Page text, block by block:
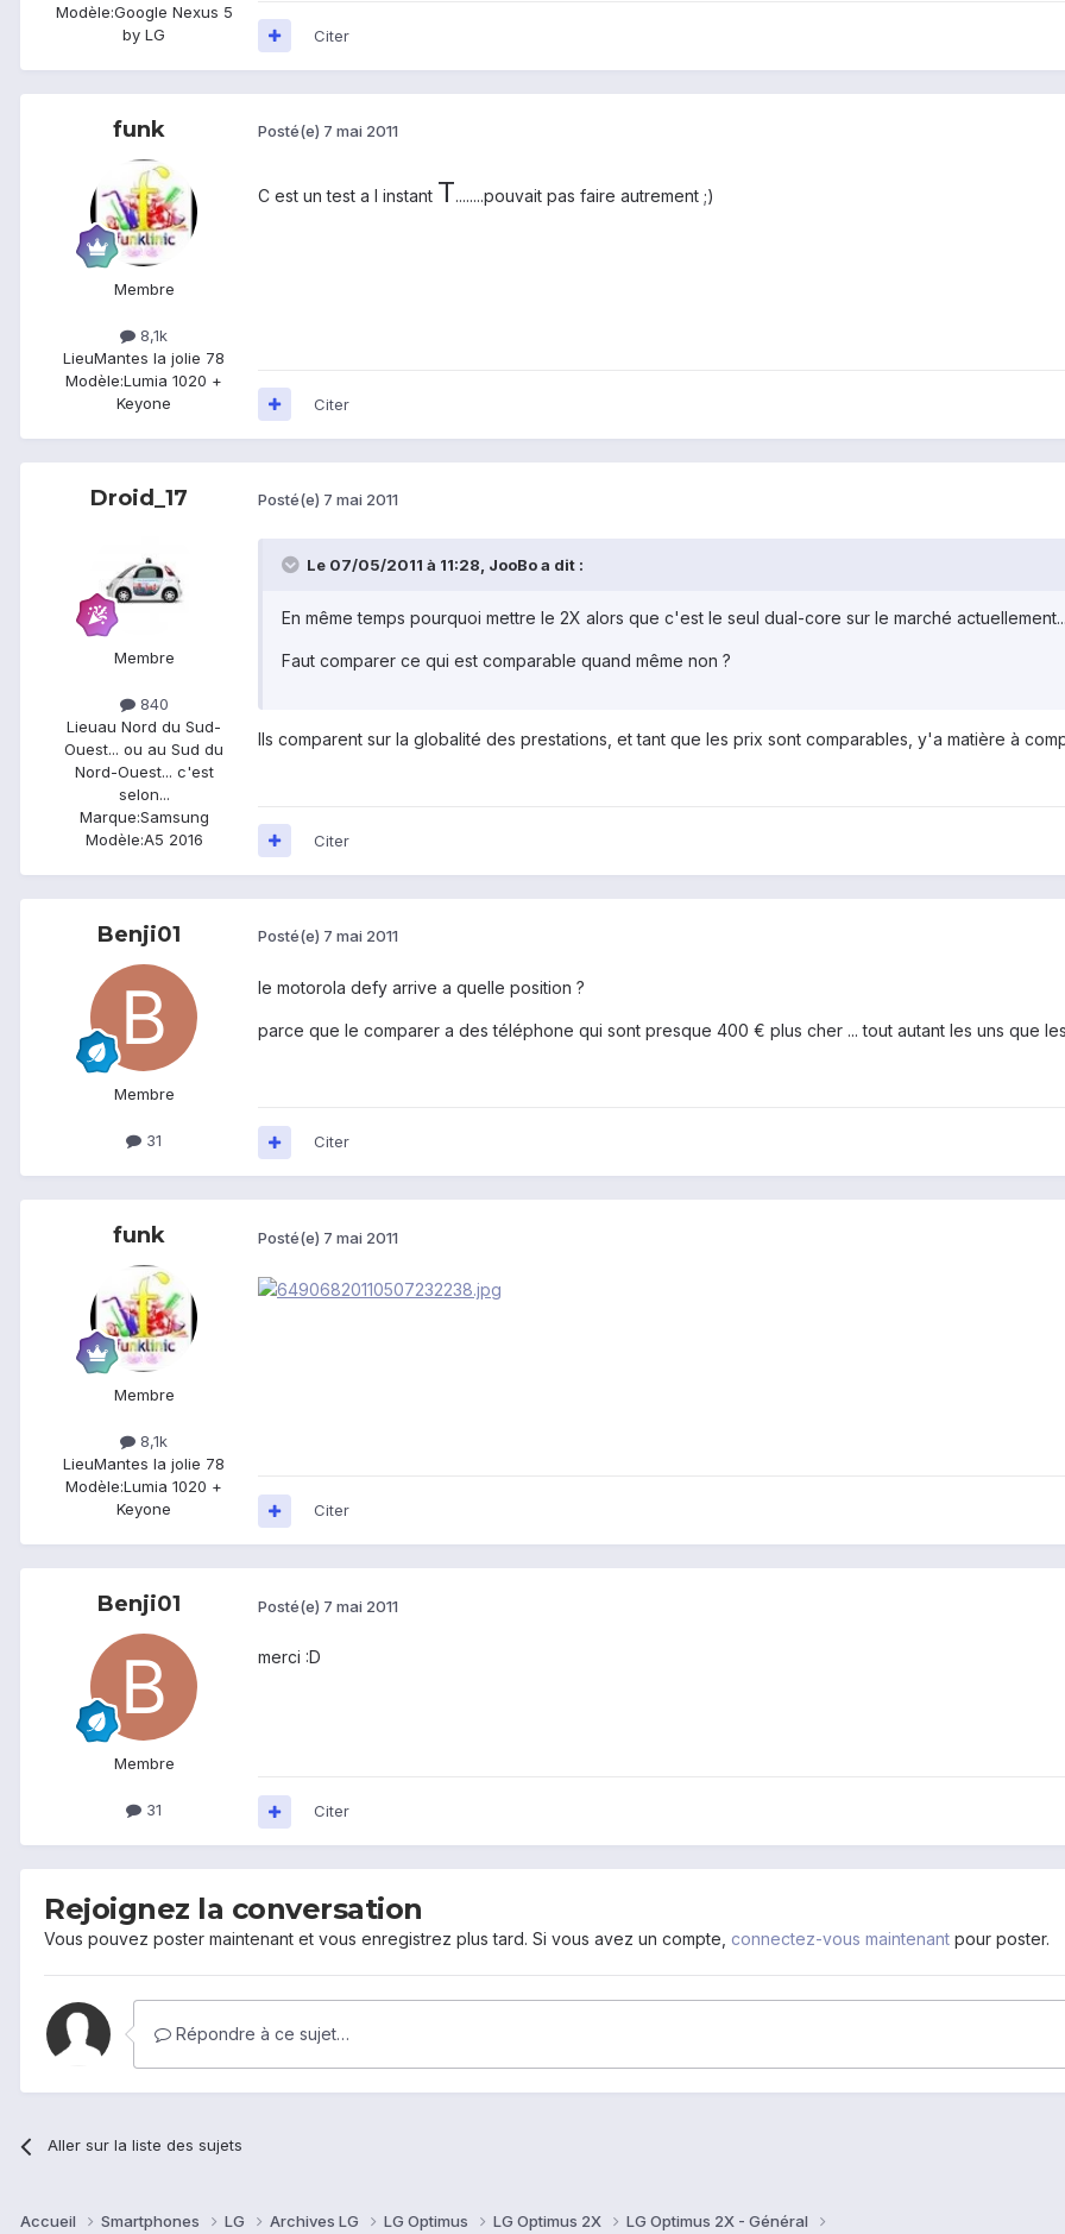
Modèle:Google Nexus 5
by LG
Citer
funk
Membre
8,1k
LieuMantes la jolie 78
Modèle:Lumia 1020 +
Keyone
Posté(e) 7 mai 2011
C est un test a l instant T........pouvait pas faire autrement ;)
Citer
Droid_17
Membre
840
Lieuau Nord du Sud-
Ouest... ou au Sud du
Nord-Ouest... c'est
selon...
Marque:Samsung
Modèle:A5 2016
Posté(e) 7 mai 2011
Le 07/05/2011 à 11:28, JooBo a dit :
En même temps pourquoi mettre le 2X alors que c'est le seul dual-core sur le marché actuellement...
Faut comparer ce qui est comparable quand même non ?
Ils comparent sur la globalité des prestations, et tant que les prix sont comparables, y'a matière à
Citer
Benji01
Membre
31
Posté(e) 7 mai 2011
le motorola defy arrive a quelle position ?
parce que le comparer a des téléphone qui sont presque 400 € plus cher ... tout autant les uns que
Citer
funk
Membre
8,1k
LieuMantes la jolie 78
Modèle:Lumia 1020 +
Keyone
Posté(e) 7 mai 2011
Citer
Benji01
Membre
31
Posté(e) 7 mai 2011
merci :D
Citer
Rejoignez la conversation
Vous pouvez poster maintenant et vous enregistrez plus tard. Si vous avez un compte, connectez-vous maintenant pour poster.
Répondre à ce sujet…
Aller sur la liste des sujets
Accueil Smartphones LG Archives LG LG Optimus LG Optimus 2X LG Optimus 2X - Général